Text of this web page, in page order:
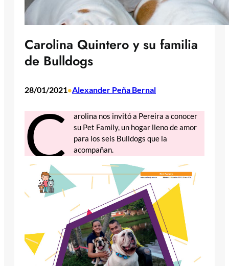
Carolina Quintero y su familia
de Bulldogs
28/01/2021•Alexander Peña Bernal
C
arolina nos invitó a Pereira a conocer
su Pet Family, un hogar lleno de amor
para los seis Bulldogs que la
acompañan.